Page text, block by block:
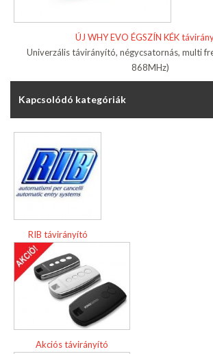
ÚJ WHY EVO ÉGSZÍN KÉK
Univerzális távirányító, négycsatornás, multi
868MHz)
Kapcsolódó kategóriák
RIB távirányító
Akciós távirányító